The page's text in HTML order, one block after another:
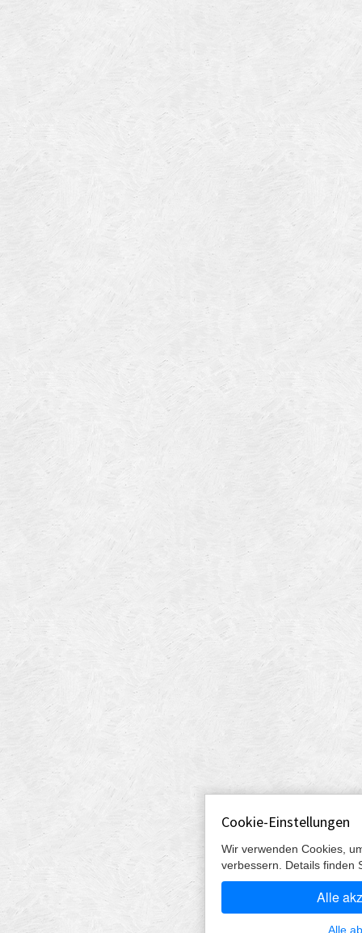
Cookie-Einstellungen
Wir verwenden Cookies,
verbessern. Details finden
Alle
Alle